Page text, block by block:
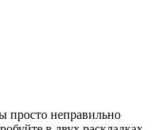
просто неправильно